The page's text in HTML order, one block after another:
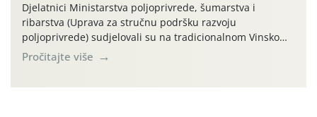
Djelatnici Ministarstva poljoprivrede, šumarstva i
ribarstva (Uprava za stručnu podršku razvoju
poljoprivrede) sudjelovali su na tradicionalnom Vinskom
forumu, održanom 24.07.2026. godine u Domu vinarske
tradicije u Putnikovićima na poluotoku Pelješcu, u
Pročitajte više